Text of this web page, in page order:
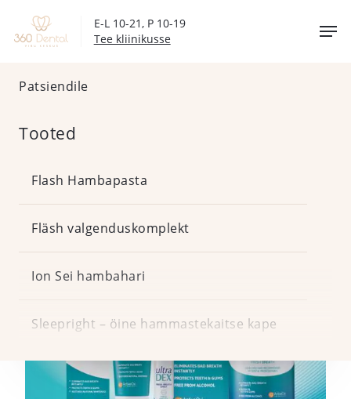
main
E-L 10-21, P 10-19
Tee kliinikusse
Patsiendile
Tooted
Flash Hambapasta
Fläsh valgenduskomplekt
Ion Sei hambahari
Sleepright – öine hammastekaitse kape
Whitesmile hambapasta
Tooted
Fläsh valgenduskomplekt
Sleepright – öine hammastekaitse kape
Ultradex suuhooldussari
Infoks patsiendile
Ultradex
suuhooldussari